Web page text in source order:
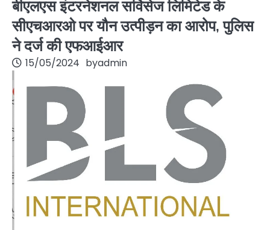
बीएलएस इंटरनेशनल सर्विसेज लिमिटेड के
सीएचआरओ पर यौन उत्पीड़न का आरोप, पुलिस
ने दर्ज की एफआईआर
15/05/2024 byadmin